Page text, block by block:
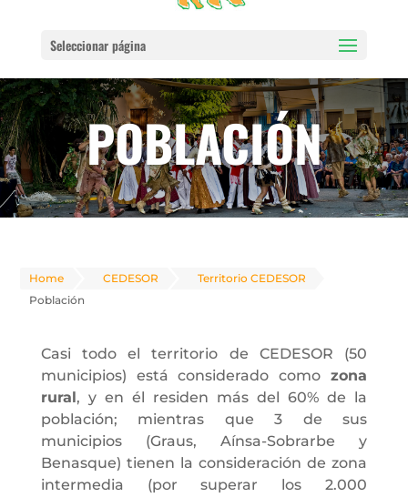
Seleccionar página
POBLACIÓN
Home CEDESOR
Territorio CEDESOR
Población
Casi todo el territorio de CEDESOR (50
municipios) está considerado comozona
rural, y en él residen más del 60% de la
población; mientras que 3 de sus
municipios (Graus, Aínsa-Sobrarbe y
Benasque) tienen la consideración de zona
intermedia (por superar los 2.000